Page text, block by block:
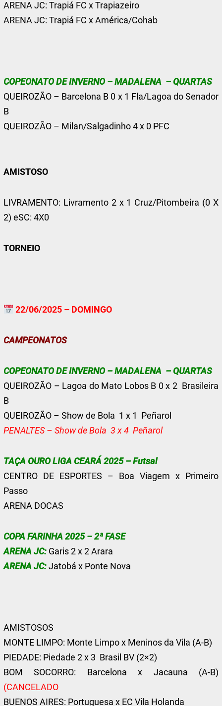
ARENA JC: Trapiá FC x Trapiazeiro
ARENA JC: Trapiá FC x América/Cohab
COPEONATO DE INVERNO – MADALENA – QUARTAS
QUEIROZÃO – Barcelona B 0 x 1 Fla/Lagoa do Senador
B
QUEIROZÃO – Milan/Salgadinho 4 x 0 PFC
AMISTOSO
LIVRAMENTO: Livramento 2 x 1 Cruz/Pitombeira (0 X
2) eSC: 4X0
TORNEIO
22/06/2025 – DOMINGO
CAMPEONATOS
COPEONATO DE INVERNO – MADALENA – QUARTAS
QUEIROZÃO – Lagoa do Mato Lobos B 0 x 2 Brasileira
B
QUEIROZÃO – Show de Bola 1 x 1 Peñarol
PENALTES – Show de Bola 3 x 4 Peñarol
TAÇA OURO LIGA CEARÁ 2025 – Futsal
CENTRO DE ESPORTES – Boa Viagem x Primeiro
Passo
ARENA DOCAS
COPA FARINHA 2025 – 2ª FASE
ARENA JC: Garis 2 x 2 Arara
ARENA JC:Jatobá x Ponte Nova
AMISTOSOS
MONTE LIMPO: Monte Limpo x Meninos da Vila (A-B)
PIEDADE: Piedade 2 x 3 Brasil BV (2×2)
BOM SOCORRO: Barcelona x Jacauna (A-B)
(CANCELADO
BUENOS AIRES: Portuguesa x EC Vila Holanda